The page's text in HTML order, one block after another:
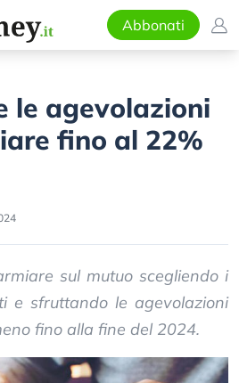
Abbonati
le agevolazioni
fino al 22%
sul mutuo scegliendo i
e sfruttando le agevolazioni
fino alla fine del 2024.